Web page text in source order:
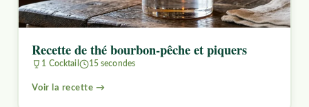
Recette de thé bourbon-pêche et piquers
1 Cocktail 15 secondes
Voir la recette →